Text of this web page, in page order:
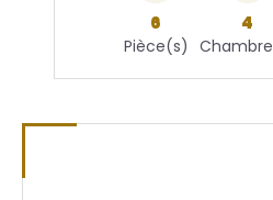
6
Pièce(s)
4